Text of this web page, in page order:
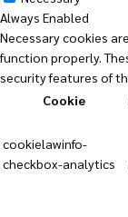
Always Enabled
Necessary cookies
function properly.
security features of
Cookie
cookielawinfo-
checkbox-analytics